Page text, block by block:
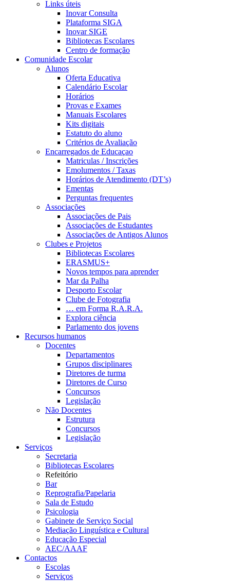
Links úteis
Inovar Consulta
Plataforma SIGA
Inovar SIGE
Bibliotecas Escolares
Centro de formação
Comunidade Escolar
Alunos
Oferta Educativa
Calendário Escolar
Horários
Provas e Exames
Manuais Escolares
Kits digitais
Estatuto do aluno
Critérios de Avaliação
Encarregados de Educaçao
Matriculas / Inscrições
Emolumentos / Taxas
Horários de Atendimento (DT’s)
Ementas
Perguntas frequentes
Associações
Associações de Pais
Associações de Estudantes
Associações de Antigos Alunos
Clubes e Projetos
Bibliotecas Escolares
ERASMUS+
Novos tempos para aprender
Mar da Palha
Desporto Escolar
Clube de Fotografia
… em Forma R.A.R.A.
Explora ciência
Parlamento dos jovens
Recursos humanos
Docentes
Departamentos
Grupos disciplinares
Diretores de turma
Diretores de Curso
Concursos
Legislação
Não Docentes
Estrutura
Concursos
Legislação
Serviços
Secretaria
Bibliotecas Escolares
Refeitório
Bar
Reprografia/Papelaria
Sala de Estudo
Psicologia
Gabinete de Serviço Social
Mediação Linguística e Cultural
Educação Especial
AEC/AAAF
Contactos
Escolas
Serviços